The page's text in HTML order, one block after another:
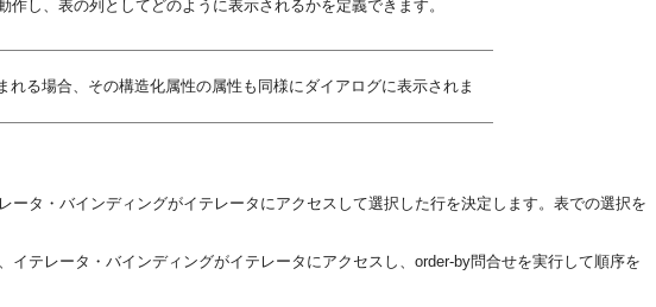
し、表の列としてどのように表示されるかを定義できます。
る場合、その構造化属性の属性も同様にダイアログに表示されま
タ・バインディングがイテレータにアクセスして選択した行を決定します。表での選択を
テレータ・バインディングがイテレータにアクセスし、order-by問合せを実行して順序を